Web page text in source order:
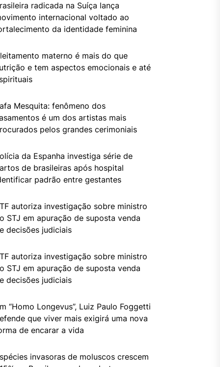
radicada na Suíça lança
internacional voltado ao
da identidade feminina
materno é mais do que
e tem aspectos emocionais e até
Mesquita: fenômeno dos
é um dos artistas mais
pelos grandes cerimoniais
da Espanha investiga série de
de brasileiras após hospital
padrão entre gestantes
autoriza investigação sobre ministro
STJ em apuração de suposta venda
decisões judiciais
autoriza investigação sobre ministro
STJ em apuração de suposta venda
decisões judiciais
“Homo Longevus”, Luiz Paulo Foggetti
que viver mais exigirá uma nova
de encarar a vida
invasoras de moluscos crescem